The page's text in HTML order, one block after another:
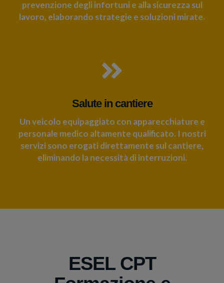
prevenzione degli infortuni e alla sicurezza sul
lavoro, elaborando strategie e soluzioni mirate.
Salute in cantiere
Un veicolo equipaggiato con apparecchiature e
personale medico altamente qualificato. I nostri
servizi sono erogati direttamente sul cantiere,
eliminando la necessità di interruzioni.
ESEL CPT